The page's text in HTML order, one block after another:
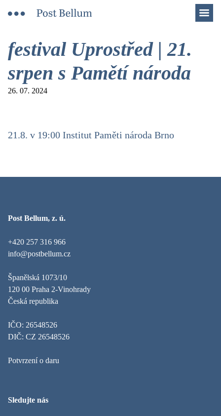
festival Uprostřed | 21.
srpen s Pamětí národa
26. 07. 2024
21.8. v 19:00 Institut Paměti národa Brno
Post Bellum, z. ú.
+420 257 316 966
info@postbellum.cz
Španělská 1073/10
120 00 Praha 2-Vinohrady
Česká republika
IČO: 26548526
DIČ: CZ 26548526
Potvrzení o daru
Sledujte nás